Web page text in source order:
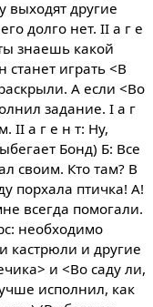
выходят другие
долго нет. II а г е
знаешь какой
станет играть <В
А если <Во
задание. I а г
II а г е н т: Ну,
Бонд) Б: Все
своим. Кто там? В
порхала птичка! А!
всегда помогали.
необходимо
кастрюли и другие
и <Во саду ли,
исполнил, как